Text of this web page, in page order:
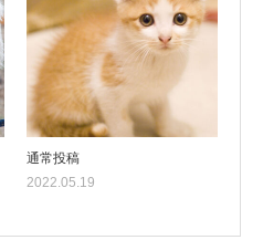
通常投稿
2022.05.19